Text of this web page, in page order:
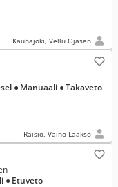
Kauhajoki, Vellu Ojasen
● Manuaali ● Takaveto
Raisio, Väinö Laakso
● Etuveto